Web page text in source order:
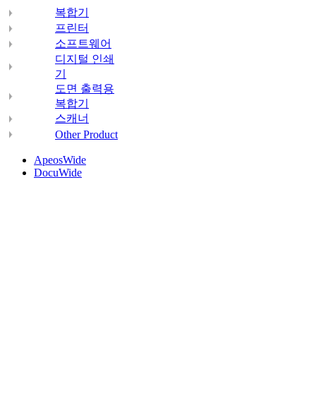
복합기
프린터
소프트웨어
디지털 인쇄
기
도면 출력용
복합기
스캐너
Other Product
ApeosWide
DocuWide